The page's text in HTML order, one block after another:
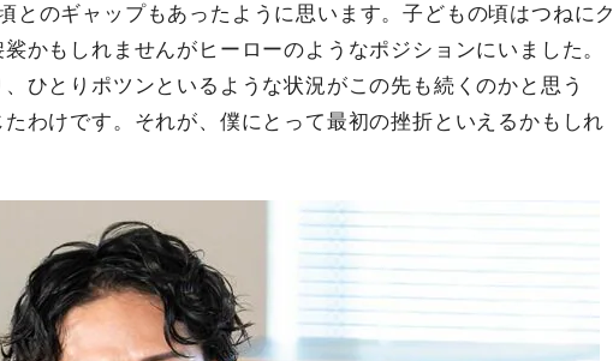
とのギャップもあったように思います。子どもの頃はつねにク
かもしれませんがヒーローのようなポジションにいました。
ひとりポツンといるような状況がこの先も続くのかと思う
わけです。それが、僕にとって最初の挫折といえるかもしれ